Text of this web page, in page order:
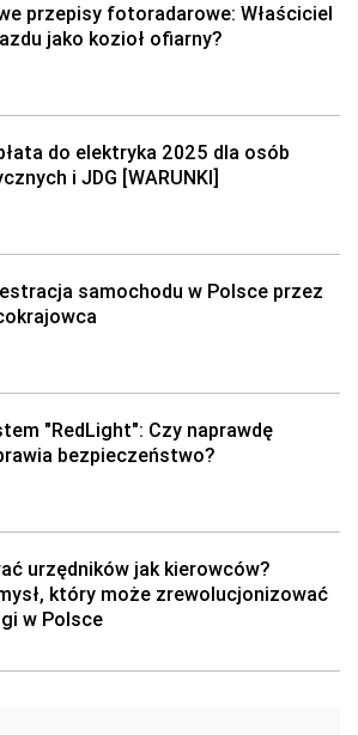
przepisy fotoradarowe: Właściciel
jako kozioł ofiarny?
do elektryka 2025 dla osób
i JDG [WARUNKI]
samochodu w Polsce przez
"RedLight": Czy naprawdę
bezpieczeństwo?
urzędników jak kierowców?
który może zrewolucjonizować
w Polsce